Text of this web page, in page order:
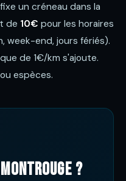
un créneau dans la
de 10€ pour les horaires
week-end, jours fériés).
de 1€/km s'ajoute.
espèces.
?